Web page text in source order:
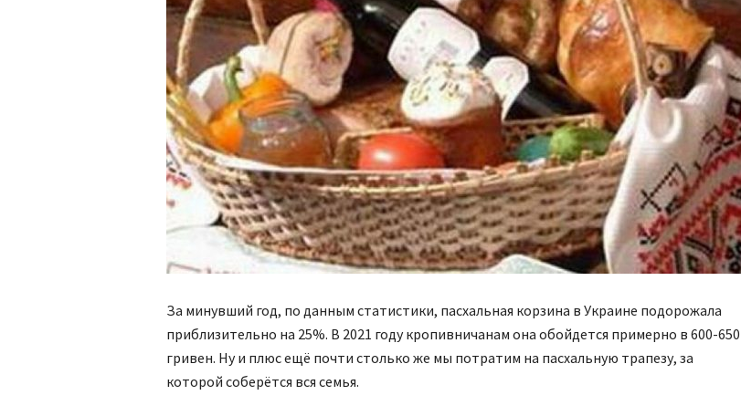
За минувший год, по данным статистики, пасхальная корзина в Украине подорожала
приблизительно на 25%. В 2021 году кропивничанам она обойдется примерно в 600-650
гривен. Ну и плюс ещё почти столько же мы потратим на пасхальную трапезу, за
которой соберётся вся семья.